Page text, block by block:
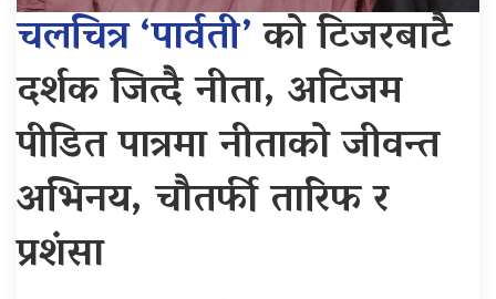
चलचित्र ‘पार्वती’को टिजरबाटै
दर्शक जित्दै नीता, अटिजम
पीडित पात्रमा नीताको जीवन्त
अभिनय, चौतर्फी तारिफ र
प्रशंसा